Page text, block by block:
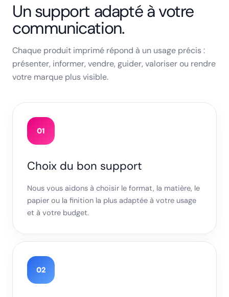
Un support adapté à votre
communication.
Chaque produit imprimé répond à un usage précis :
présenter, informer, vendre, guider, valoriser ou rendre
votre marque plus visible.
01
Choix du bon support
Nous vous aidons à choisir le format, la matière, le
papier ou la finition la plus adaptée à votre usage
et à votre budget.
02